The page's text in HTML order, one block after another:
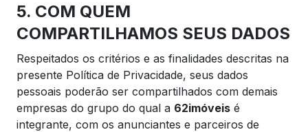
5. COM QUEM
COMPARTILHAMOS SEUS DADOS
Respeitados os critérios e as finalidades descritas na
presente Política de Privacidade, seus dados
pessoais poderão ser compartilhados com demais
empresas do grupo do qual a 62imóveis é
integrante, com os anunciantes e parceiros de